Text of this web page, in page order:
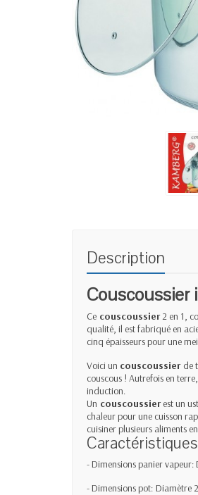
Description
Couscoussier
Ce couscoussier2 en 1,
qualité, il est fabriqué en
cinq épaisseurs pour une
Voici un couscoussier de
couscous ! Autrefois en
induction.
Un couscoussierest un
chaleur pour une cuisson
cuisiner plusieurs aliments
- Dimensions panier vapeur:
- Dimensions pot: Diamètre